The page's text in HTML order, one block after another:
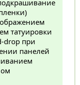
татуировки
drop при
панелей